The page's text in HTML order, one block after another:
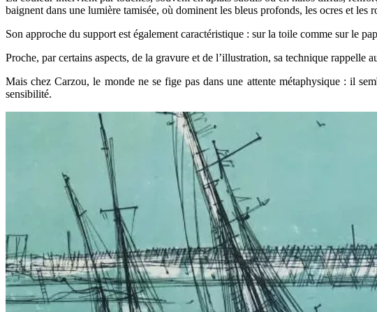
baignent dans une lumière tamisée, où dominent les bleus profonds, les ocres et les
Son approche du support est également caractéristique : sur la toile comme sur le
Proche, par certains aspects, de la gravure et de l’illustration, sa technique rappelle
Mais chez Carzou, le monde ne se fige pas dans une attente métaphysique : il
sensibilité.